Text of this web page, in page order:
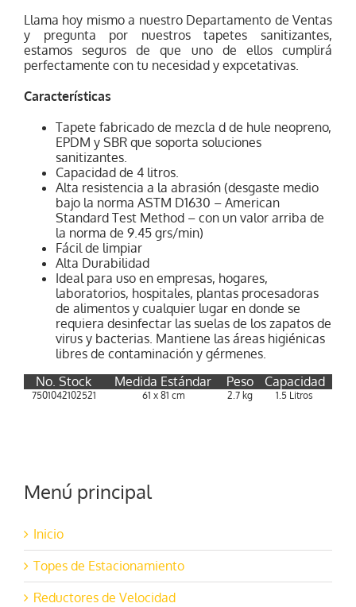
Llama hoy mismo a nuestro Departamento de Ventas
y pregunta por nuestros tapetes sanitizantes,
estamos seguros de que uno de ellos cumplirá
perfectamente con tu necesidad y expcetativas.
Características
Tapete fabricado de mezcla d de hule neopreno,
EPDM y SBR que soporta soluciones
sanitizantes.
Capacidad de 4 litros.
Alta resistencia a la abrasión (desgaste medio
bajo la norma ASTM D1630 – American
Standard Test Method – con un valor arriba de
la norma de 9.45 grs/min)
Fácil de limpiar
Alta Durabilidad
Ideal para uso en empresas, hogares,
laboratorios, hospitales, plantas procesadoras
de alimentos y cualquier lugar en donde se
requiera desinfectar las suelas de los zapatos de
virus y bacterias. Mantiene las áreas higiénicas
libres de contaminación y gérmenes.
No. Stock
Medida Estándar Peso Capacidad
7501042102521 61 x 81 cm 2.7 kg 1.5 Litros
Menú principal
Inicio
Topes de Estacionamiento
Reductores de Velocidad